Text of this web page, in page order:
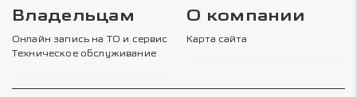
Владельцам
Онлайн запись на ТО и сервис
Техническое обслуживание
О компании
Карта сайта